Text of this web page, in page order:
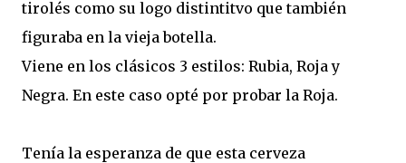
tirolés como su logo distintitvo que también
figuraba en la vieja botella.
Viene en los clásicos 3 estilos: Rubia, Roja y
Negra. En este caso opté por probar la Roja.
Tenía la esperanza de que esta cerveza